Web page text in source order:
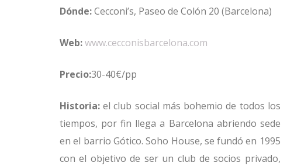
Dónde:Cecconi’s, Paseo de Colón 20 (Barcelona)
Web:www.cecconisbarcelona.com
Precio:30-40€/pp
Historia: el club social más bohemio de todos los
tiempos, por fin llega a Barcelona abriendo sede
en el barrio Gótico. Soho House, se fundó en 1995
con el objetivo de ser un club de socios privado,